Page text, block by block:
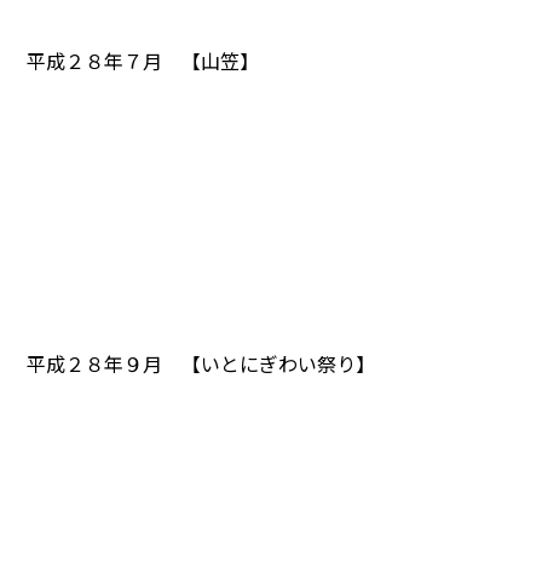
平成２８年７月 【山笠】
平成２８年９月 【いとにぎわい祭り】